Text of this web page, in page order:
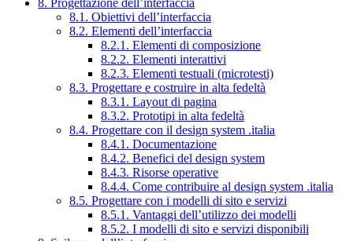
8. Progettazione dell’interfaccia
8.1. Obiettivi dell’interfaccia
8.2. Elementi dell’interfaccia
8.2.1. Elementi di composizione
8.2.2. Elementi interattivi
8.2.3. Elementi testuali (microtesti)
8.3. Progettare e costruire in alta fedeltà
8.3.1. Layout di pagina
8.3.2. Prototipi in alta fedeltà
8.4. Progettare con il design system .italia
8.4.1. Documentazione
8.4.2. Benefici del design system
8.4.3. Risorse operative
8.4.4. Come contribuire al design system .italia
8.5. Progettare con i modelli di sito e servizi
8.5.1. Vantaggi dell’utilizzo dei modelli
8.5.2. I modelli di sito e servizi disponibili